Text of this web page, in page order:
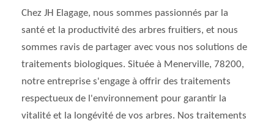
Chez JH Elagage, nous sommes passionnés par la
santé et la productivité des arbres fruitiers, et nous
sommes ravis de partager avec vous nos solutions de
traitements biologiques. Située à Menerville, 78200,
notre entreprise s'engage à offrir des traitements
respectueux de l'environnement pour garantir la
vitalité et la longévité de vos arbres. Nos traitements